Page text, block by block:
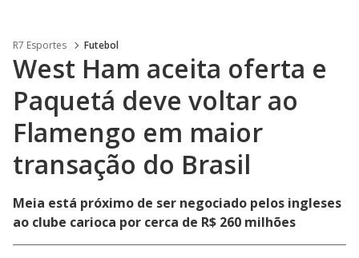
R7 Esportes Futebol
West Ham aceita oferta e
Paquetá deve voltar ao
Flamengo em maior
transação do Brasil
Meia está próximo de ser negociado pelos ingleses
ao clube carioca por cerca de R$ 260 milhões